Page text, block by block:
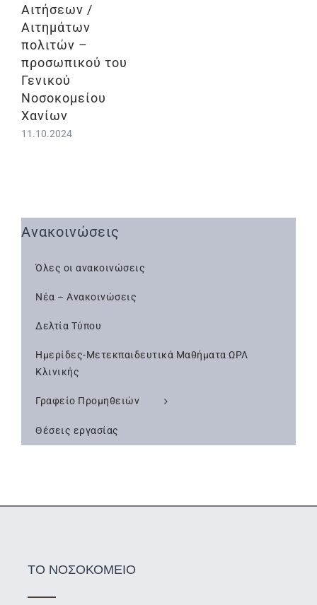
Αιτήσεων /
Αιτημάτων
πολιτών –
προσωπικού του
Γενικού
Νοσοκομείου
Χανίων
11.10.2024
Ανακοινώσεις
Όλες οι ανακοινώσεις
Νέα – Ανακοινώσεις
Δελτία Τύπου
Ημερίδες-Μετεκπαιδευτικά Μαθήματα ΩΡΛ
Κλινικής
Γραφείο Προμηθειών
Θέσεις εργασίας
ΤΟ ΝΟΣΟΚΟΜΕΙΟ